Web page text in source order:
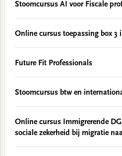
Stoomcursus AI voor Fiscale
Online cursus toepassing box 3
Future Fit Professionals
Stoomcursus btw en
Online cursus Immigrerende
sociale zekerheid bij migratie